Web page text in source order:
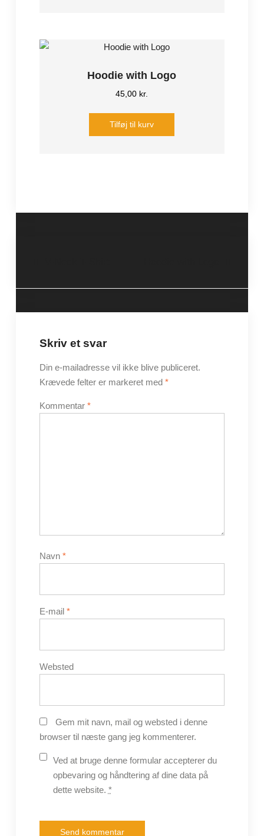
Hoodie with Logo
45,00 kr.
Tilføj til kurv
Skriv et svar
Din e-mailadresse vil ikke blive publiceret.
Krævede felter er markeret med *
Kommentar *
Navn *
E-mail *
Websted
Gem mit navn, mail og websted i denne
browser til næste gang jeg kommenterer.
Ved at bruge denne formular accepterer du
opbevaring og håndtering af dine data på
dette website. *